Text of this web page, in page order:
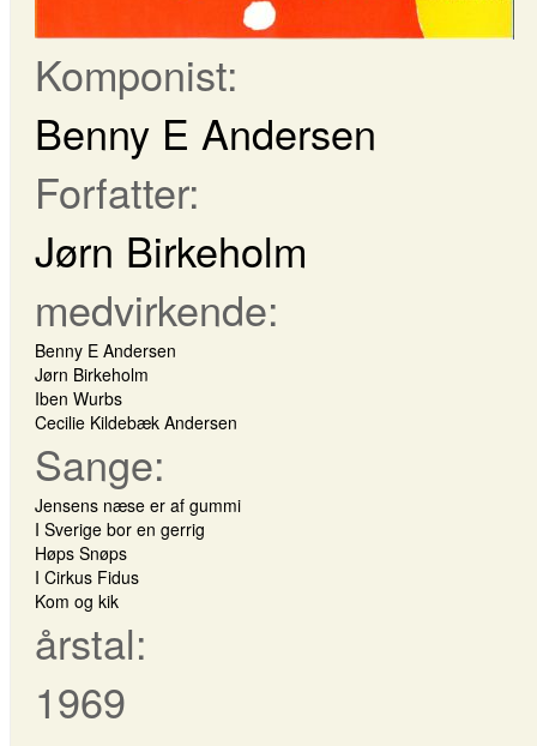
Komponist:
Benny E Andersen
Forfatter:
Jørn Birkeholm
medvirkende:
Benny E Andersen
Jørn Birkeholm
Iben Wurbs
Cecilie Kildebæk Andersen
Sange:
Jensens næse er af gummi
I Sverige bor en gerrig
Høps Snøps
I Cirkus Fidus
Kom og kik
årstal:
1969